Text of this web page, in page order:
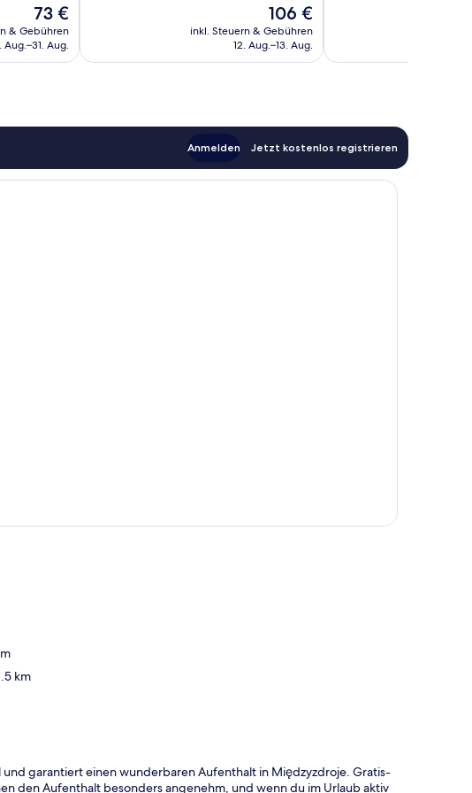
Der
Preis
beträgt
73 €
& Gebühren
Aug.–31. Aug.
Der
Preis
beträgt
106 €
inkl. Steuern & Gebühren
12. Aug.–13. Aug.
Anmelden Jetzt kostenlos registrieren
km
garantiert einen wunderbaren Aufenthalt in Międzyzdroje. Gratis-
den Aufenthalt besonders angenehm, und wenn du im Urlaub aktiv